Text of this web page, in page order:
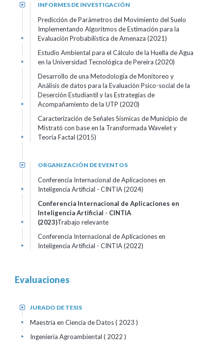
INFORMES DE INVESTIGACIÓN
+
Predicción de Parámetros del Movimiento del Suelo
Implementando Algoritmos de Estimación para la
Evaluación Probabilística de Amenaza (2021)
+
Estudio Ambiental para el Cálculo de la Huella de Agua
en la Universidad Tecnológica de Pereira (2020)
+
Desarrollo de una Metodología de Monitoreo y
Análisis de datos para la Evaluación Psico-social de la
Deserción Estudiantil y las Estrategias de
Acompañamiento de la UTP (2020)
+
Caracterización de Señales Sísmicas de Municipio de
Mistrató con base en la Transformada Wavelet y
Teoría Factal (2015)
+
ORGANIZACIÓN DE EVENTOS
+
Conferencia Internacional de Aplicaciones en
Inteligencia Artificial - CINTIA (2024)
+
Conferencia Internacional de Aplicaciones en
Inteligencia Artificial - CINTIA
(2023)Trabajo relevante
+
Conferencia Internacional de Aplicaciones en
Inteligencia Artificial - CINTIA (2022)
+
Evaluaciones
JURADO DE TESIS
+
Maestría en Ciencia de Datos( 2023 )
+
Ingeniería Agroambiental ( 2022 )
+